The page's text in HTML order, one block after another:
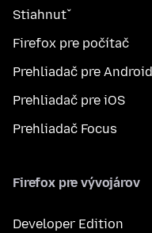
Stiahnuť
Firefox pre počítač
Prehliadač pre Android
Prehliadač pre iOS
Prehliadač Focus
Firefox pre vývojárov
Developer Edition